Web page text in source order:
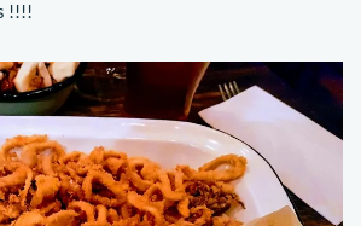
!!!!